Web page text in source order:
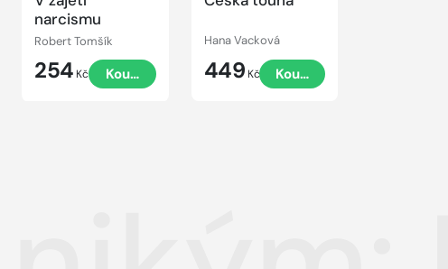
narcismu
Robert Tomšík
254 Kč Koupit
Hana Vacková
449 Kč Koupit